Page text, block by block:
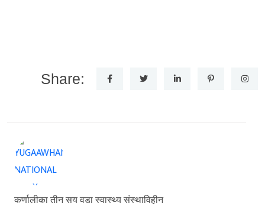
Share:
कर्णालीका तीन सय वडा स्वास्थ्य संस्थाविहीन